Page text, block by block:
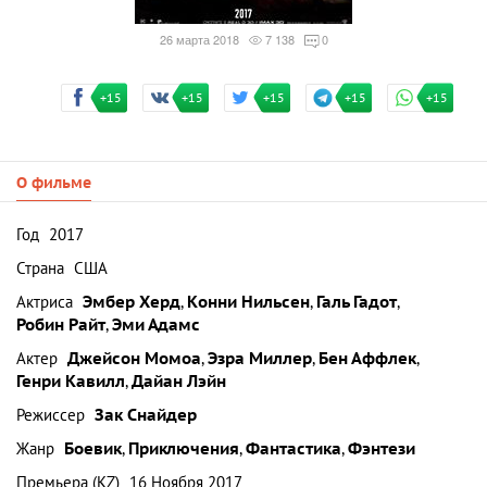
26 марта 2018 7 138 0
+15 +15 +15 +15 +15
О фильме
Год 2017
Страна США
Актриса Эмбер Херд, Конни Нильсен, Галь Гадот,
Робин Райт,Эми Адамс
Актер Джейсон Момоа,Эзра Миллер, Бен Аффлек,
Генри Кавилл,Дайан Лэйн
Режиссер Зак Снайдер
Жанр Боевик, Приключения,Фантастика,Фэнтези
Премьера (KZ) 16 Ноября 2017